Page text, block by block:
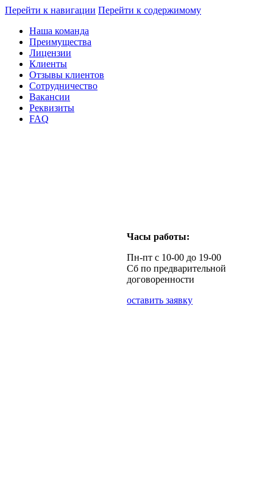
Перейти к навигации Перейти к содержимому
Наша команда
Преимущества
Лицензии
Клиенты
Отзывы клиентов
Сотрудничество
Вакансии
Реквизиты
FAQ
Часы работы:
Пн-пт с 10-00 до 19-00
Сб по предварительной
договоренности
оставить заявку